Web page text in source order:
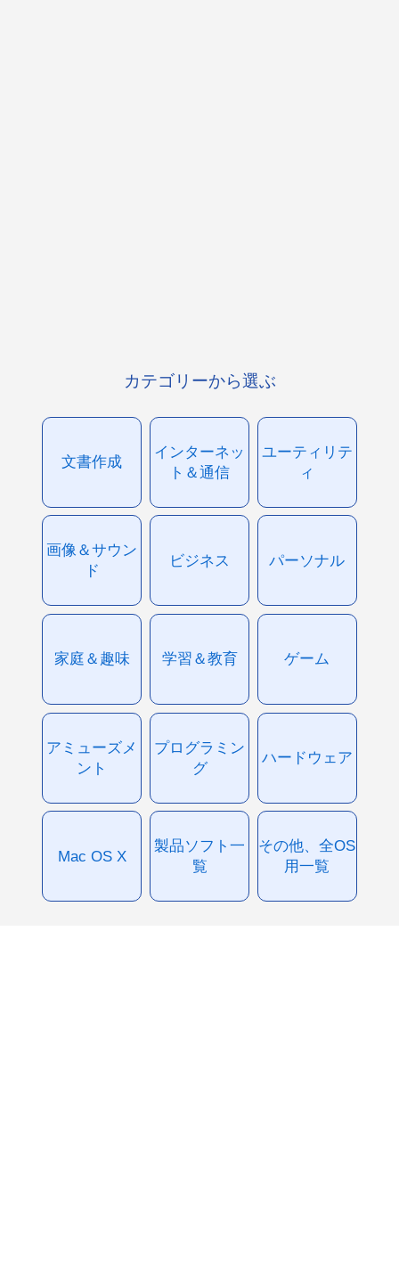
カテゴリーから選ぶ
文書作成
インターネッ
ト＆通信
ユーティリテ
ィ
画像＆サウン
ド
ビジネス パーソナル
家庭＆趣味 学習＆教育 ゲーム
アミューズメ
ント
プログラミン
グ
ハードウェア
Mac OS X
製品ソフト一
覧
その他、全OS
用一覧